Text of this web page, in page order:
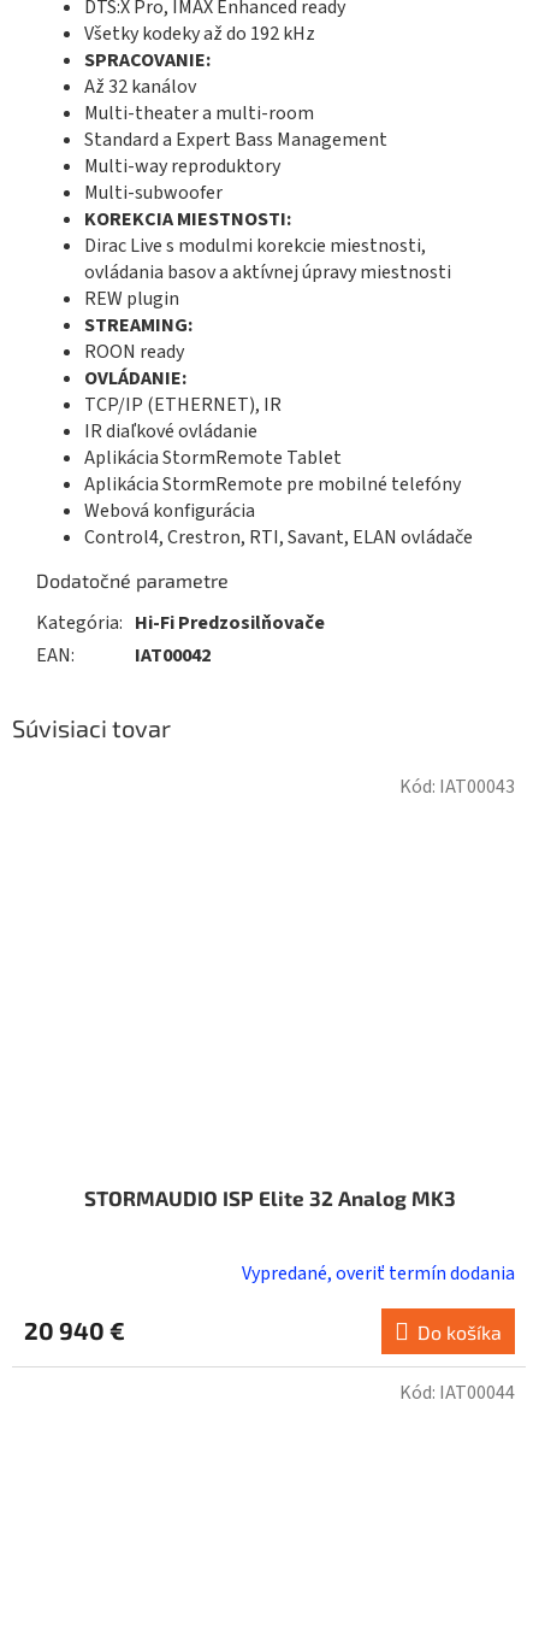
DTS:X Pro, IMAX Enhanced ready
Všetky kodeky až do 192 kHz
SPRACOVANIE:
Až 32 kanálov
Multi-theater a multi-room
Standard a Expert Bass Management
Multi-way reproduktory
Multi-subwoofer
KOREKCIA MIESTNOSTI:
Dirac Live s modulmi korekcie miestnosti,
ovládania basov a aktívnej úpravy miestnosti
REW plugin
STREAMING:
ROON ready
OVLÁDANIE:
TCP/IP (ETHERNET), IR
IR diaľkové ovládanie
Aplikácia StormRemote Tablet
Aplikácia StormRemote pre mobilné telefóny
Webová konfigurácia
Control4, Crestron, RTI, Savant, ELAN ovládače
Dodatočné parametre
Kategória: Hi-Fi Predzosilňovače
EAN: IAT00042
Súvisiaci tovar
STORMAUDIO ISP Elite 32 Analog MK3
Vypredané, overiť termín dodania
20 940 € Do košíka
Kód: IAT00043
Kód: IAT00044